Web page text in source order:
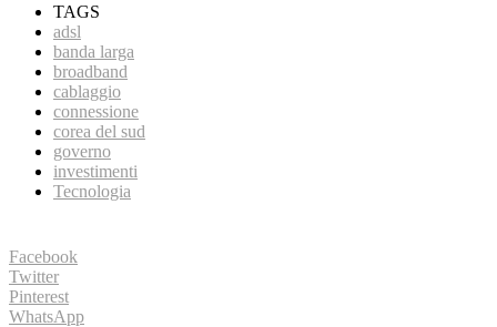
TAGS
adsl
banda larga
broadband
cablaggio
connessione
corea del sud
governo
investimenti
Tecnologia
Facebook
Twitter
Pinterest
WhatsApp